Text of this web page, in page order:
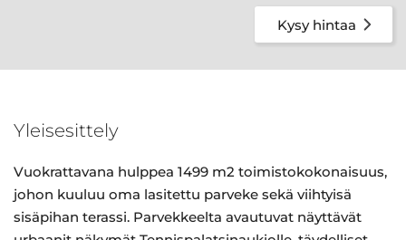
Kysy hintaa
Yleisesittely
Vuokrattavana hulppea 1499 m2 toimistokokonaisuus,
johon kuuluu oma lasitettu parveke sekä viihtyisä
sisäpihan terassi. Parvekkeelta avautuvat näyttävät